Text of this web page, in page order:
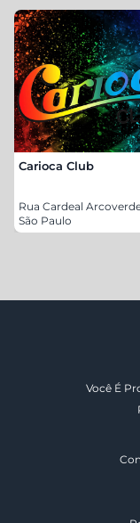
Carioca Club
Rua Cardeal
São Paulo
Você É